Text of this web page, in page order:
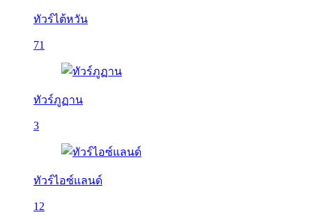
ทัวร์ไต้หวัน
71
ทัวร์ภูฏาน
3
ทัวร์ไอซ์แลนด์
12